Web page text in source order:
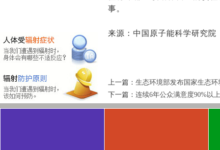
事。
来源：中国原子能科学研究院
上一篇： 生态环境部发布国家生态
下一篇： 连续6年公众满意度90%以